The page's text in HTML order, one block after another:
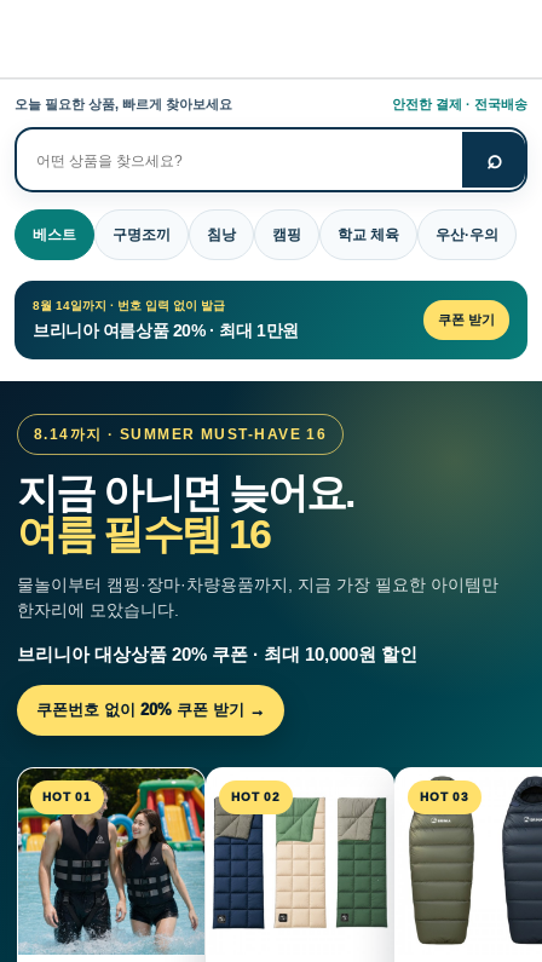
오늘 필요한 상품, 빠르게 찾아보세요 안전한 결제 · 전국배송
상
품
검
색
⌕
베스트 구명조끼 침낭 캠핑 학교 체육 우산·우의
8월 14일까지 · 번호 입력 없이 발급
브리니아 여름상품 20% · 최대 1만원
쿠폰 받기
8.14까지 · SUMMER MUST-HAVE 16
지금 아니면 늦어요.
여름 필수템 16
물놀이부터 캠핑·장마·차량용품까지, 지금 가장 필요한 아이템만
한자리에 모았습니다.
브리니아 대상상품 20% 쿠폰 · 최대 10,000원 할인
쿠폰번호 없이 20% 쿠폰 받기 →
HOT 01 HOT 02 HOT 03